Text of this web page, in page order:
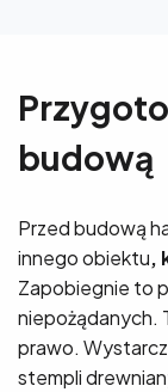
budową
Przed budową
innego obiektu,
Zapobiegnie to
niepożądanych.
prawo.
stempli